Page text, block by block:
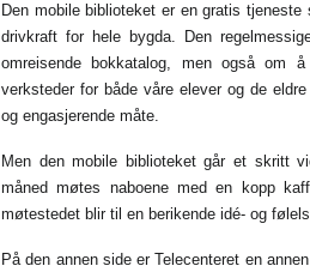
Den mobile biblioteket er en gratis
drivkraft for hele bygda. Den
omreisende bokkatalog, men også om
verksteder for både våre elever og de
og engasjerende måte.
Men den mobile biblioteket går et skritt
måned møtes naboene med en kopp
møtestedet blir til en berikende idé- og
På den annen side er Telecenteret en